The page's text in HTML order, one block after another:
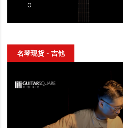
0
名琴现货 - 吉他